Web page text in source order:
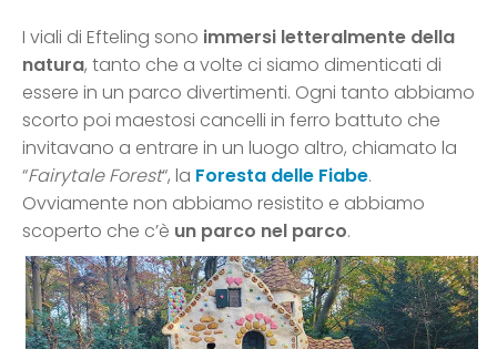
I viali di Efteling sono immersi letteralmente della
natura, tanto che a volte ci siamo dimenticati di
essere in un parco divertimenti. Ogni tanto abbiamo
scorto poi maestosi cancelli in ferro battuto che
invitavano a entrare in un luogo altro, chiamato la
“Fairytale Forest“, la Foresta delle Fiabe.
Ovviamente non abbiamo resistito e abbiamo
scoperto che c’è un parco nel parco.